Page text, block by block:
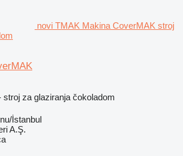
novi TMAK Makina CoverMAK stroj
stroj za glaziranja čokoladom
İstanbul
A.Ş.